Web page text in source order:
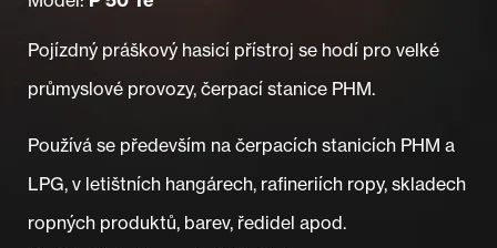
Pojízdný práškový hasicí přístroj se hodí pro velké
průmyslové provozy, čerpací stanice PHM.
Používá se především na čerpacích stanicích PHM a
LPG, v letištních hangárech, rafineriích ropy, skladech
ropných produktů, barev, ředidel apod.